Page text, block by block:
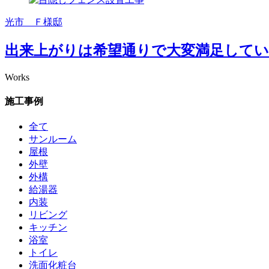
光市 Ｆ様邸
出来上がりは希望通りで大変満足して
Works
施工事例
全て
サンルーム
屋根
外壁
外構
給湯器
内装
リビング
キッチン
浴室
トイレ
洗面化粧台